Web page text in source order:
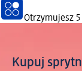
Otrzymujesz
Kupuj